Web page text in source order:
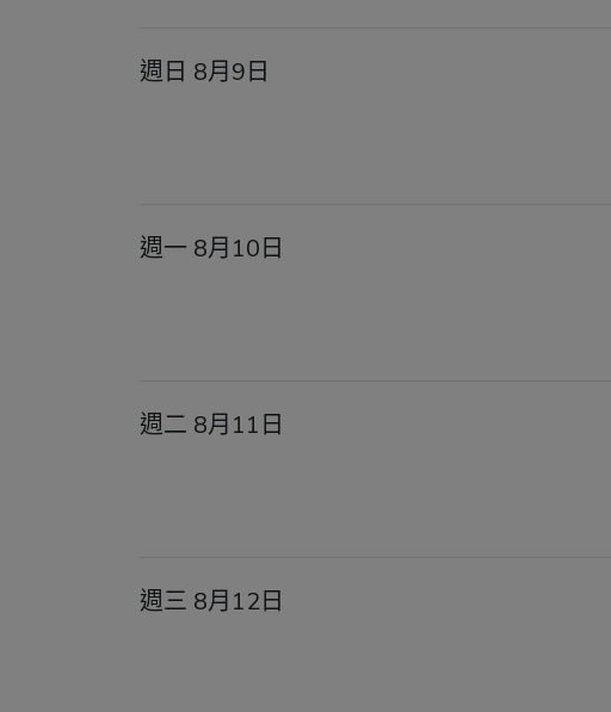
週日 8月9日
週一 8月10日
週二 8月11日
週三 8月12日